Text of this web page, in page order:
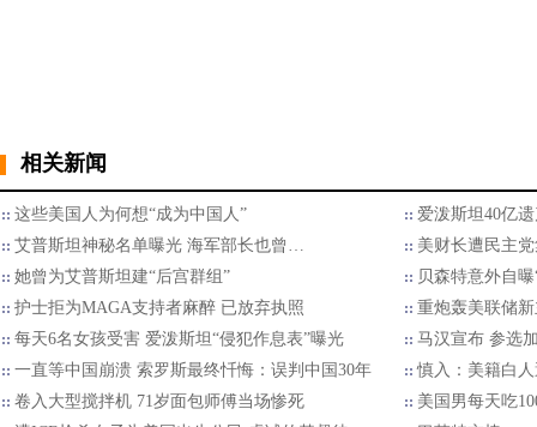
相关新闻
这些美国人为何想“成为中国人”
爱泼斯坦40亿
艾普斯坦神秘名单曝光 海军部长也曾…
美财长遭民主
她曾为艾普斯坦建“后宫群组”
贝森特意外自
护士拒为MAGA支持者麻醉 已放弃执照
重炮轰美联储
每天6名女孩受害 爱泼斯坦“侵犯作息表”曝光
马汉宣布 参选
一直等中国崩溃 索罗斯最终忏悔：误判中国30年
慎入：美籍白
卷入大型搅拌机 71岁面包师傅当场惨死
美国男每天吃